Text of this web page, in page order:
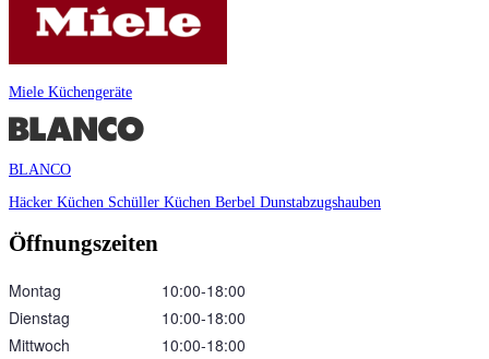
Miele Küchengeräte
BLANCO
Häcker Küchen Schüller Küchen Berbel Dunstabzugshauben
Öffnungszeiten
Montag
10:00‑18:00
Dienstag
10:00‑18:00
Mittwoch
10:00‑18:00